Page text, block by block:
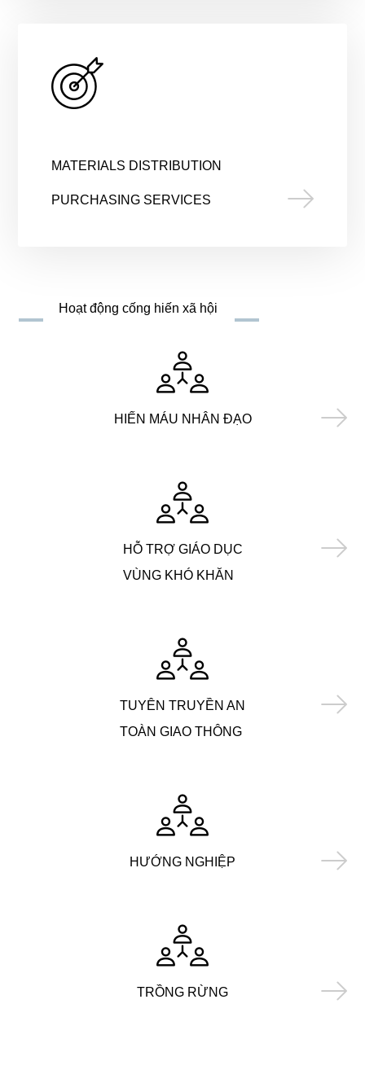
MATERIALS DISTRIBUTION
PURCHASING SERVICES
Hoạt động cống hiến xã hội
HIẾN MÁU NHÂN ĐẠO
HỖ TRỢ GIÁO DỤC
VÙNG KHÓ KHĂN
TUYÊN TRUYỀN AN
TOÀN GIAO THÔNG
HƯỚNG NGHIỆP
TRỒNG RỪNG